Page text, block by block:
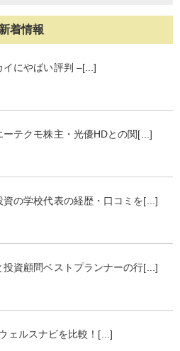
新着情報
にやばい評判 –[...]
テクモ株主・光優HDとの関[...]
の学校代表の経歴・口コミを[...]
資顧問ベストプランナーの行[...]
ェルスナビを比較！[...]